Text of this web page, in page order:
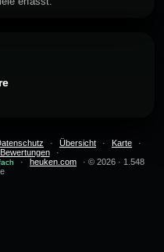
· Übersicht · Karte
·
·
· heuken.com
· © 2026 · 1.548